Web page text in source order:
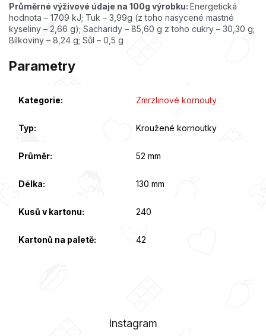
Průměrné výživové údaje na 100g výrobku: Energetická
hodnota – 1709 kJ; Tuk – 3,99g (z toho nasycené mastné
kyseliny – 2,66 g); Sacharidy – 85,60 g z toho cukry – 30,30 g;
Bílkoviny – 8,24 g; Sůl – 0,5 g
Parametry
Kategorie: Zmrzlinové kornouty
Typ: Kroužené kornoutky
Průměr: 52 mm
Délka: 130 mm
Kusů v kartonu: 240
Kartonů na paletě: 42
Instagram